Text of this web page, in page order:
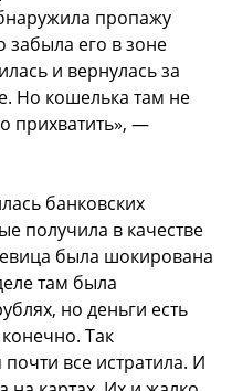
пропажу
забыла его в зоне
и вернулась за
Но кошелька там не
прихватить», —
банковских
получила в качестве
была шокирована
там была
но деньги есть
Так
все истратила. И